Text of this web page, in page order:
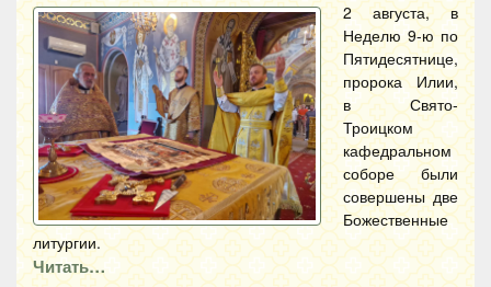
2 августа, в
Неделю 9-ю по
Пятидесятнице,
пророка Илии,
в Свято-
Троицком
кафедральном
соборе были
совершены две
Божественные
литургии.
Читать…